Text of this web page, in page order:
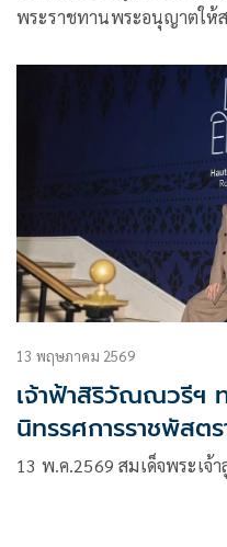
พระราชทานพระอนุญาตให้ส
13 พฤษภาคม 2569
เจ้าฟ้าสิริวัณณวรีฯ
นิทรรศการราชพัสต
13 พ.ค.2569 สมเด็จพระเจ้